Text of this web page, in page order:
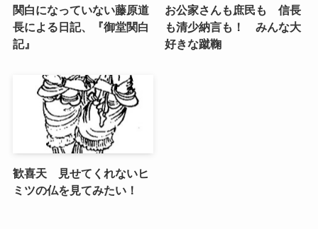
関白になっていない藤原道
長による日記、『御堂関白
記』
お公家さんも庶民も 信長
も清少納言も！ みんな大
好きな蹴鞠
歓喜天 見せてくれないヒ
ミツの仏を見てみたい！